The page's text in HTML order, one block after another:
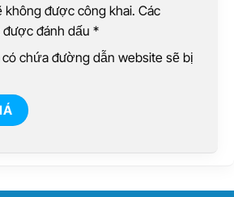
không được công khai. Các
đánh dấu *
chứa đường dẫn website sẽ bị